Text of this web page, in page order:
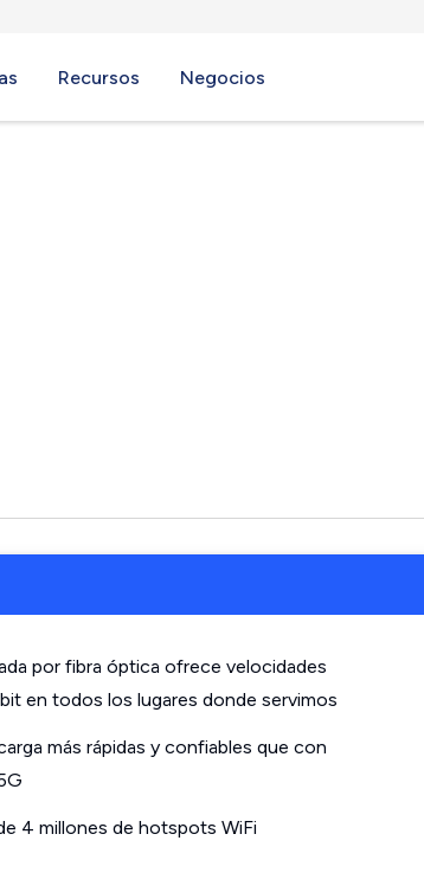
Recursos Negocios
por fibra óptica ofrece velocidades
en todos los lugares donde servimos
más rápidas y confiables que con
4 millones de hotspots WiFi